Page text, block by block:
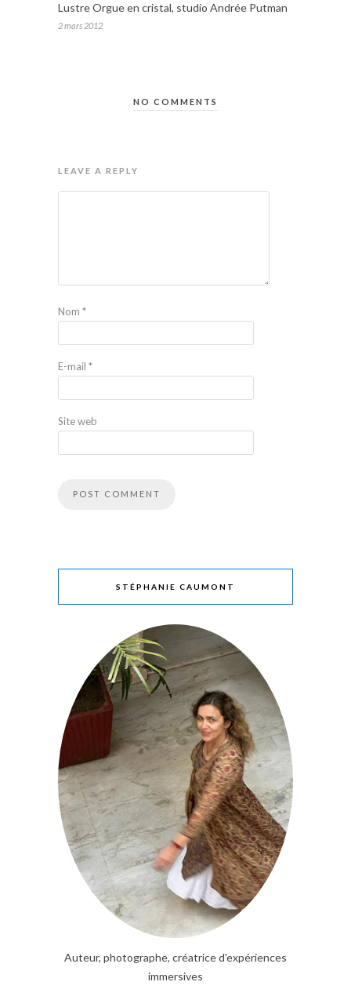
Lustre Orgue en cristal, studio Andrée Putman
2 mars 2012
NO COMMENTS
LEAVE A REPLY
Nom *
E-mail *
Site web
STÉPHANIE CAUMONT
Auteur, photographe, créatrice d'expériences
immersives